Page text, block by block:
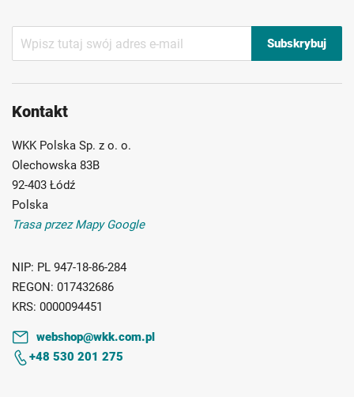
nasz
Subskrybuj
Kontakt
WKK Polska Sp. z o. o.
Olechowska 83B
92-403 Łódź
Polska
Trasa przez Mapy Google
NIP: PL 947-18-86-284
REGON: 017432686
KRS: 0000094451
webshop@wkk.com.pl
+48 530 201 275